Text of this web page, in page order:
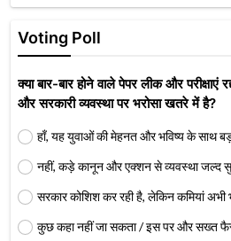
Voting Poll
क्या बार-बार होने वाले पेपर लीक और
और सरकारी व्यवस्था पर भरोसा खतरे में है?
हाँ, यह युवाओं की मेहनत और भविष्य के साथ
नहीं, कड़े कानून और एक्शन से व्यवस्था जल्द
सरकार कोशिश कर रही है, लेकिन कमियां अभी
कुछ कहा नहीं जा सकता / इस पर और सख्त